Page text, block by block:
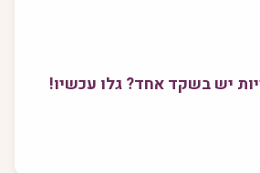
יש בשקד אחד? גלו עכשיו!